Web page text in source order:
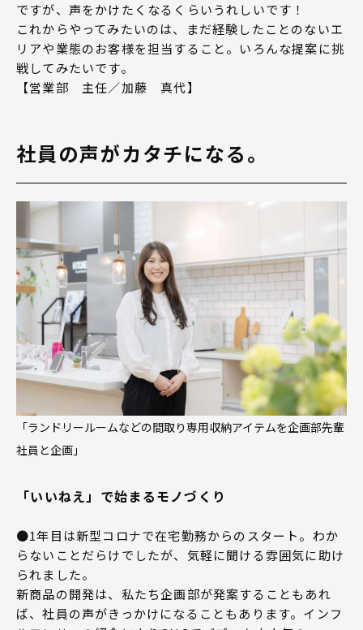
ですが、声をかけたくなるくらいうれしいです！
これからやってみたいのは、まだ経験したことのないエ
リアや業態のお客様を担当すること。いろんな提案に挑
戦してみたいです。
【営業部 主任／加藤 真代】
社員の声がカタチになる。
「いいねえ」で始まるモノづくり
●1年目は新型コロナで在宅勤務からのスタート。わか
らないことだらけでしたが、気軽に聞ける雰囲気に助け
られました。
新商品の開発は、私たち企画部が発案することもあれ
ば、社員の声がきっかけになることもあります。インフ
「ランドリールームなどの間取り専用収納アイテムを企画部先輩
社員と企画」